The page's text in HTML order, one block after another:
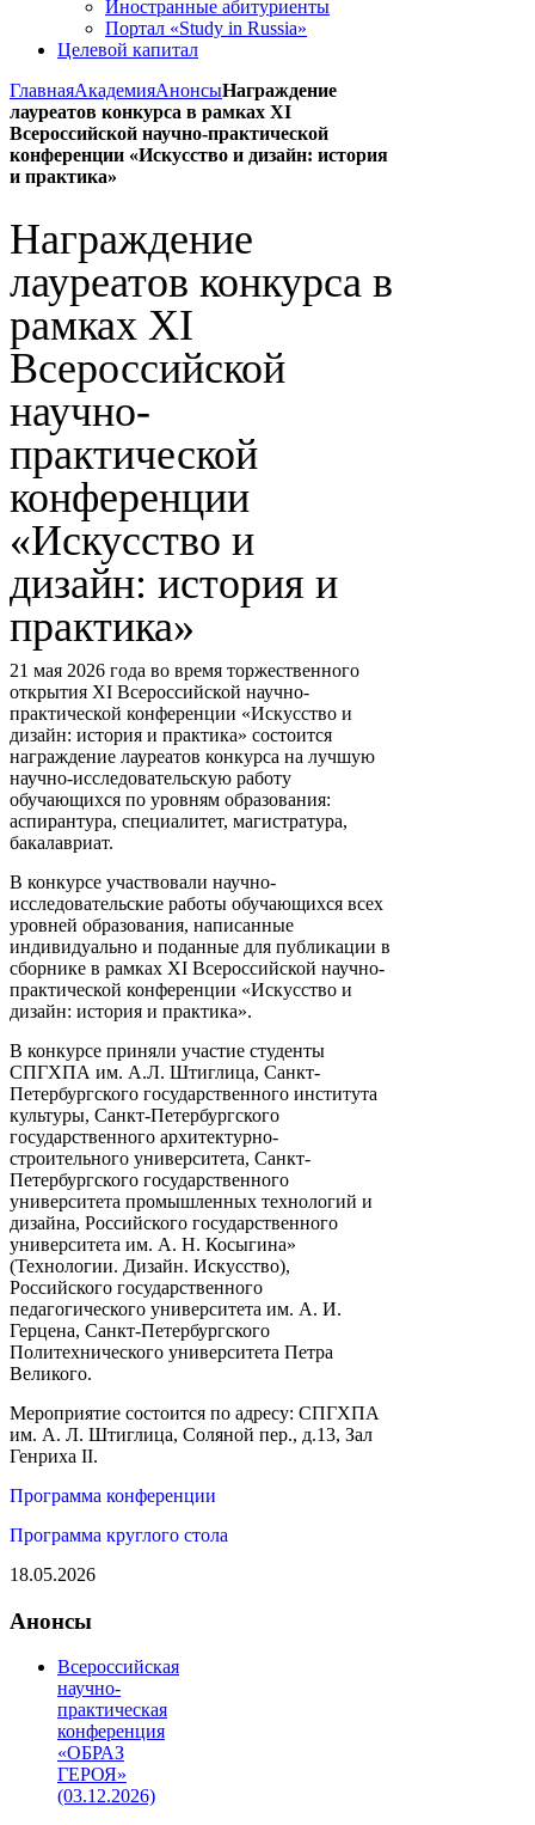
Иностранные абитуриенты
Портал «Study in Russia»
Целевой капитал
ГлавнаяАкадемияАнонсыНаграждение
лауреатов конкурса в рамках XI
Всероссийской научно-практической
конференции «Искусство и дизайн: история
и практика»
Награждение
лауреатов конкурса в
рамках XI
Всероссийской
научно-
практической
конференции
«Искусство и
дизайн: история и
практика»
21 мая 2026 года во время торжественного
открытия XI Всероссийской научно-
практической конференции «Искусство и
дизайн: история и практика» состоится
награждение лауреатов конкурса на лучшую
научно-исследовательскую работу
обучающихся по уровням образования:
аспирантура, специалитет, магистратура,
бакалавриат.
В конкурсе участвовали научно-
исследовательские работы обучающихся всех
уровней образования, написанные
индивидуально и поданные для публикации в
сборнике в рамках XI Всероссийской научно-
практической конференции «Искусство и
дизайн: история и практика».
В конкурсе приняли участие студенты
СПГХПА им. А.Л. Штиглица, Санкт-
Петербургского государственного института
культуры, Санкт-Петербургского
государственного архитектурно-
строительного университета, Санкт-
Петербургского государственного
университета промышленных технологий и
дизайна, Российского государственного
университета им. А. Н. Косыгина»
(Технологии. Дизайн. Искусство),
Российского государственного
педагогического университета им. А. И.
Герцена, Санкт-Петербургского
Политехнического университета Петра
Великого.
Мероприятие состоится по адресу: СПГХПА
им. А. Л. Штиглица, Соляной пер., д.13, Зал
Генриха II.
Программа конференции
Программа круглого стола
18.05.2026
Анонсы
Всероссийская
научно-
практическая
конференция
«ОБРАЗ
ГЕРОЯ»
(03.12.2026)